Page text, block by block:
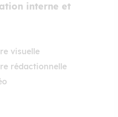
interne et
visuelle
rédactionnelle